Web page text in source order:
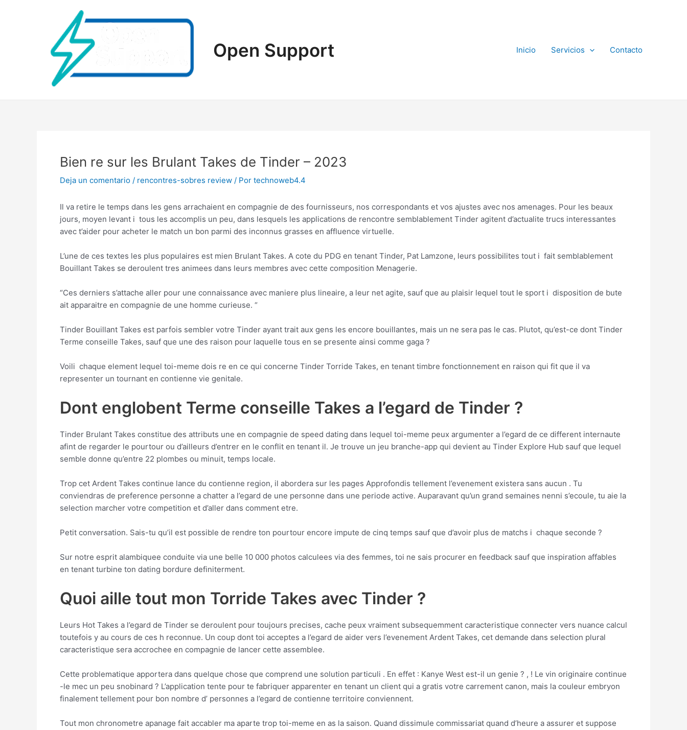
Open Support Inicio Servicios Contacto
Bien re sur les Brulant Takes de Tinder – 2023
Deja un comentario / rencontres-sobres review / Por technoweb4.4
Il va retire le temps dans les gens arrachaient en compagnie de des fournisseurs, nos correspondants et vos ajustes avec nos amenages. Pour les beaux
jours, moyen levant i tous les accomplis un peu, dans lesquels les applications de rencontre semblablement Tinder agitent d’actualite trucs interessantes
avec t’aider pour acheter le match un bon parmi des inconnus grasses en affluence virtuelle.
L’une de ces textes les plus populaires est mien Brulant Takes. A cote du PDG en tenant Tinder, Pat Lamzone, leurs possibilites tout i fait semblablement
Bouillant Takes se deroulent tres animees dans leurs membres avec cette composition Menagerie.
“Ces derniers s’attache aller pour une connaissance avec maniere plus lineaire, a leur net agite, sauf que au plaisir lequel tout le sport i disposition de bute
ait apparaitre en compagnie de une homme curieuse. “
Tinder Bouillant Takes est parfois sembler votre Tinder ayant trait aux gens les encore bouillantes, mais un ne sera pas le cas. Plutot, qu’est-ce dont Tinder
Terme conseille Takes, sauf que une des raison pour laquelle tous en se presente ainsi comme gaga ?
Voili chaque element lequel toi-meme dois re en ce qui concerne Tinder Torride Takes, en tenant timbre fonctionnement en raison qui fit que il va
representer un tournant en contienne vie genitale.
Dont englobent Terme conseille Takes a l’egard de Tinder ?
Tinder Brulant Takes constitue des attributs une en compagnie de speed dating dans lequel toi-meme peux argumenter a l’egard de ce different internaute
afint de regarder le pourtour ou d’ailleurs d’entrer en le conflit en tenant il. Je trouve un jeu branche-app qui devient au Tinder Explore Hub sauf que lequel
semble donne qu’entre 22 plombes ou minuit, temps locale.
Trop cet Ardent Takes continue lance du contienne region, il abordera sur les pages Approfondis tellement l’evenement existera sans aucun . Tu
conviendras de preference personne a chatter a l’egard de une personne dans une periode active. Auparavant qu’un grand semaines nenni s’ecoule, tu aie la
selection marcher votre competition et d’aller dans comment etre.
Petit conversation. Sais-tu qu’il est possible de rendre ton pourtour encore impute de cinq temps sauf que d’avoir plus de matchs i chaque seconde ?
Sur notre esprit alambiquee conduite via une belle 10 000 photos calculees via des femmes, toi ne sais procurer en feedback sauf que inspiration affables
en tenant turbine ton dating bordure definiterment.
Quoi aille tout mon Torride Takes avec Tinder ?
Leurs Hot Takes a l’egard de Tinder se deroulent pour toujours precises, cache peux vraiment subsequemment caracteristique connecter vers nuance calcul
toutefois y au cours de ces h reconnue. Un coup dont toi acceptes a l’egard de aider vers l’evenement Ardent Takes, cet demande dans selection plural
caracteristique sera accrochee en compagnie de lancer cette assemblee.
Cette problematique apportera dans quelque chose que comprend une solution particuli . En effet : Kanye West est-il un genie ? , ! Le vin originaire continue
-le mec un peu snobinard ? L’application tente pour te fabriquer apparenter en tenant un client qui a gratis votre carrement canon, mais la couleur embryon
finalement tellement pour bon nombre d’ personnes a l’egard de contienne territoire conviennent.
Tout mon chronometre apanage fait accabler ma aparte trop toi-meme en as la saison. Quand dissimule commissariat quand d’heure a assurer et suppose